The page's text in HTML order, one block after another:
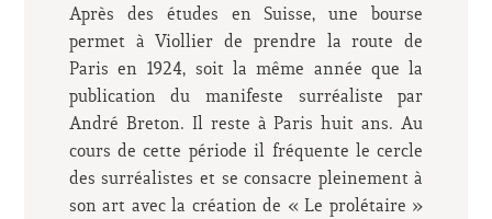
Après des études en Suisse, une bourse
permet à Viollier de prendre la route de
Paris en 1924, soit la même année que la
publication du manifeste surréaliste par
André Breton. Il reste à Paris huit ans. Au
cours de cette période il fréquente le cercle
des surréalistes et se consacre pleinement à
son art avec la création de « Le prolétaire »